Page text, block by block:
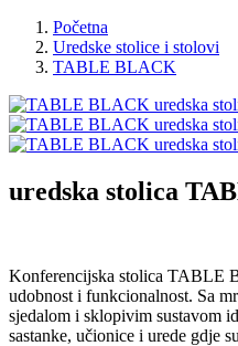
Početna
Uredske stolice i stolovi
TABLE BLACK
uredska stolica
Konferencijska stolica TABLE
udobnost i funkcionalnost. Sa
sjedalom i sklopivim sustavom
sastanke, učionice i urede gdje